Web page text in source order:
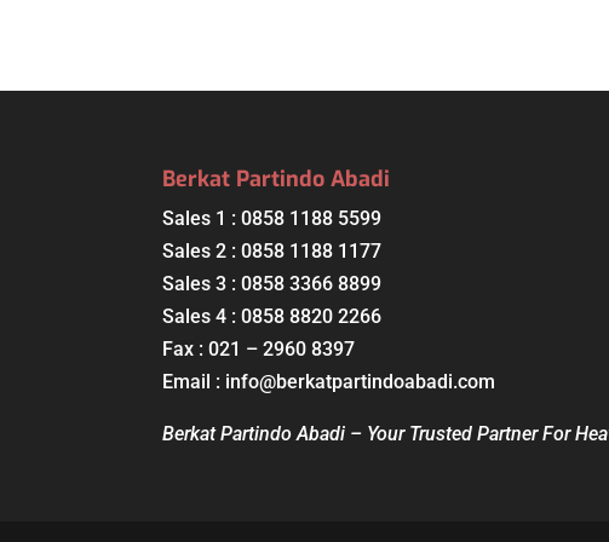
Berkat Partindo Abadi
Sales 1 : 0858 1188 5599
Sales 2 : 0858 1188 1177
Sales 3 : 0858 3366 8899
Sales 4 : 0858 8820 2266
Fax : 021 – 2960 8397
Email : info@berkatpartindoabadi.com
Berkat Partindo Abadi – Your Trusted Partner For